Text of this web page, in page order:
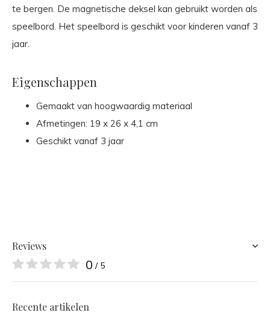
te bergen. De magnetische deksel kan gebruikt worden als
speelbord. Het speelbord is geschikt voor kinderen vanaf 3
jaar.
Eigenschappen
Gemaakt van hoogwaardig materiaal
Afmetingen: 19 x 26 x 4,1 cm
Geschikt vanaf 3 jaar
Reviews
0 / 5
Recente artikelen